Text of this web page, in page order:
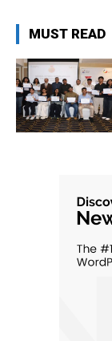
MUST READ